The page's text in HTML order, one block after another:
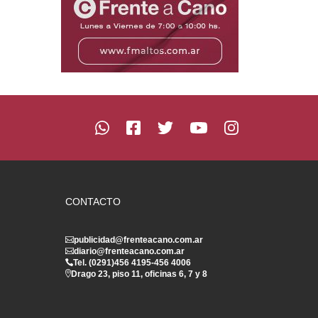
CONTACTO
publicidad@frenteacano.com.ar
diario@frenteacano.com.ar
Tel. (0291)456 4195-456 4006
Drago 23, piso 11, oficinas 6, 7 y 8